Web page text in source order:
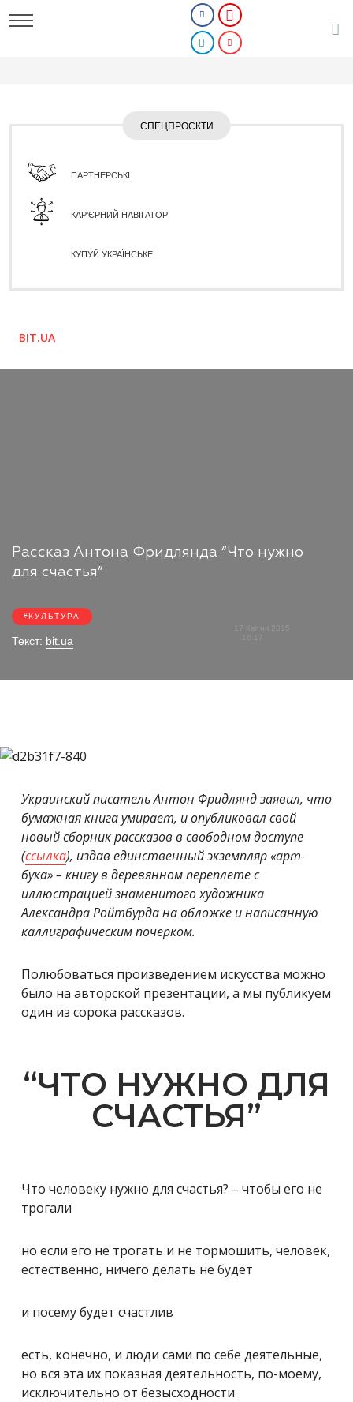
СПЕЦПРОЄКТИ
ПАРТНЕРСЬКІ
КАР'ЄРНИЙ НАВІГАТОР
КУПУЙ УКРАЇНСЬКЕ
BIT.UA
Рассказ Антона Фридлянда “Что нужно
для счастья”
КУЛЬТУРА
Текст: bit.ua
17 Квітня 2015
16:17
Украинский писатель Антон Фридлянд заявил, что
бумажная книга умирает, и опубликовал свой
новый сборник рассказов в свободном доступе
(ссылка), издав единственный экземпляр «арт-
бука» – книгу в деревянном переплете с
иллюстрацией знаменитого художника
Александра Ройтбурда на обложке и написанную
каллиграфическим почерком.
Полюбоваться произведением искусства можно
было на авторской презентации, а мы публикуем
один из сорока рассказов.
“ЧТО НУЖНО ДЛЯ
СЧАСТЬЯ”
Что человеку нужно для счастья? – чтобы его не
трогали
но если его не трогать и не тормошить, человек,
естественно, ничего делать не будет
и посему будет счастлив
есть, конечно, и люди сами по себе деятельные,
но вся эта их показная деятельность, по-моему,
исключительно от безысходности